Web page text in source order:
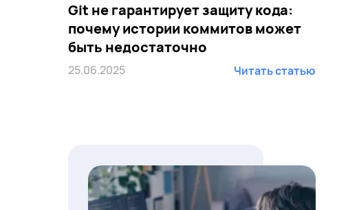
Git не гарантирует защиту кода:
почему истории коммитов может
быть недостаточно
25.06.2025 Читать статью